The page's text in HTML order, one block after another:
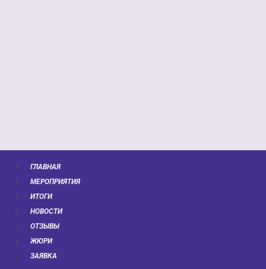
ГЛАВНАЯ
МЕРОПРИЯТИЯ
ИТОГИ
НОВОСТИ
ОТЗЫВЫ
ЖЮРИ
ЗАЯВКА